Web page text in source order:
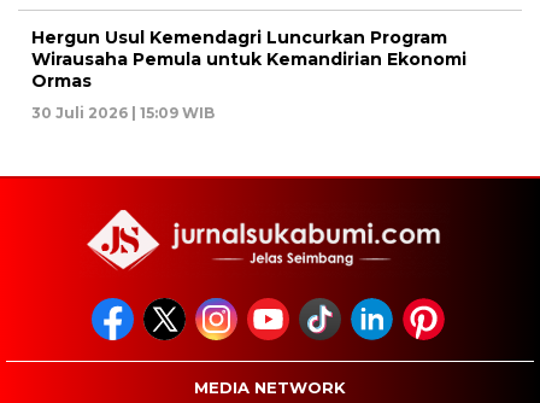
Hergun Usul Kemendagri Luncurkan Program
Wirausaha Pemula untuk Kemandirian Ekonomi
Ormas
30 Juli 2026 | 15:09 WIB
MEDIA NETWORK